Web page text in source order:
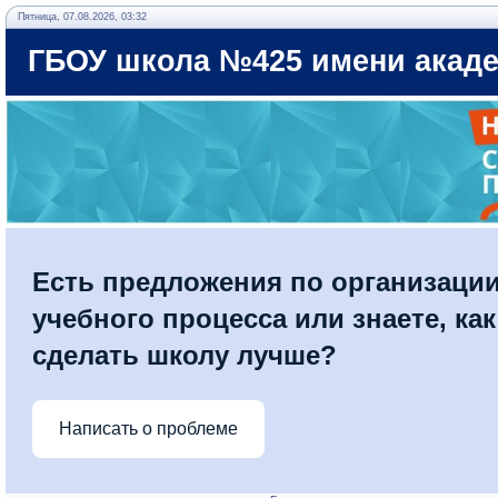
Пятница, 07.08.2026, 03:32
ГБОУ школа №425 имени
Есть предложения по
учебного процесса или знаете, как
сделать школу лучше?
Написать о проблеме